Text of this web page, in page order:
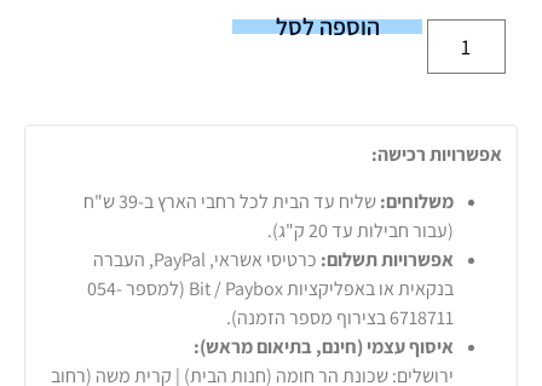
הוספה לסל
אפשרויות רכישה:
משלוחים:
שליח עד הבית לכל רחבי הארץ ב-39 ש"ח
(עבור חבילות עד 20 ק"ג).
אפשרויות תשלום:
כרטיסי אשראי, PayPal, העברה
בנקאית או באפליקציות Bit / Paybox (למספר 054-
6718711 בצירוף מספר הזמנה).
איסוף עצמי (חינם, בתיאום מראש):
ירושלים: שכונת הר חומה (חנות הבית) | קרית משה (רחוב